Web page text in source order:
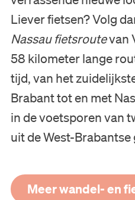
Liever fietsen? Volg
Nassau fietsroutevan
58 kilometer lange
tijd, van het
Brabant tot en met
in de voetsporen van
uit de West-
Meer wandel- en